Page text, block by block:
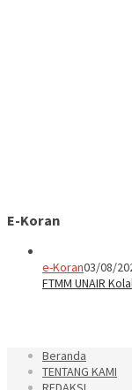
E-Koran
e-Koran03/08/
FTMM UNAIR
Beranda
TENTANG KAMI